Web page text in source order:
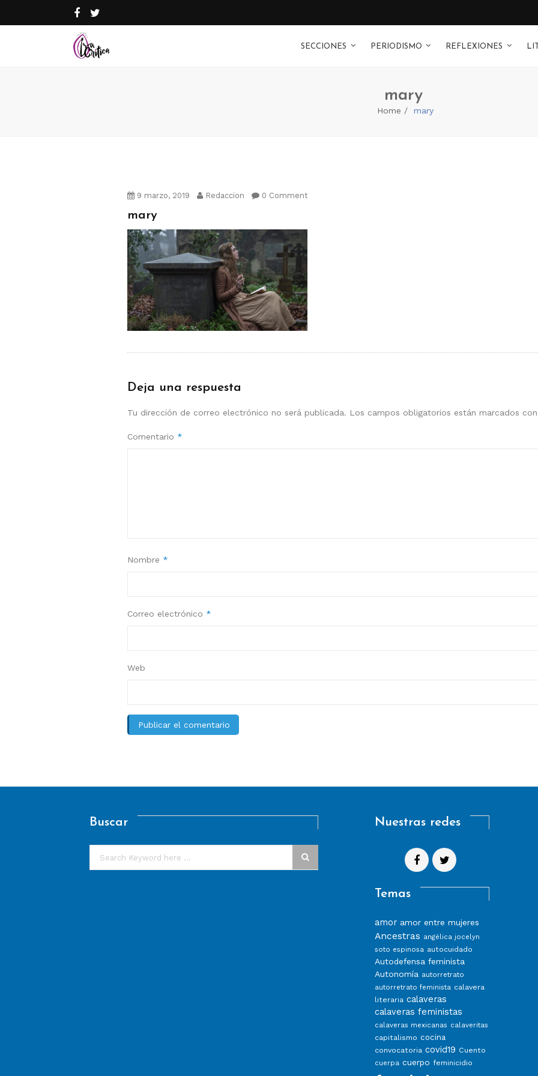
SECCIONES PERIODISMO REFLEXIONES
mary
Home mary
9 marzo, 2019 Redaccion 0 Comment
mary
Deja una respuesta
Tu dirección de correo electrónico no será publicada. Los campos obligatorios están marcados
Comentario *
Nombre *
Correo electrónico *
Web
Buscar Nuestras redes
Temas
amor amor entre mujeres
Ancestras angélica jocelyn
soto espinosa autocuidado
Autodefensa feminista
Autonomía autorretrato
autorretrato feminista calavera
literaria calaveras
calaveras feministas
calaveras mexicanas calaveritas
capitalismo cocina
convocatoria covid19 Cuento
cuerpa cuerpo feminicidio